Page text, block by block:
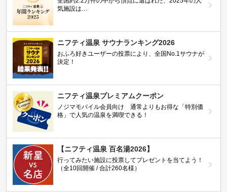
気施設は…
ニフティ温泉 サウナランキング2026
おふろ好きユーザーの投票により、全国No.1サウナが
決定！
ニフティ温泉プレミアムクーポン
ノジマモバイル会員向け 通常よりもお得な「特別価
格」で人気の温泉を満喫できる！
【ニフティ温泉 百名湯2026】
行ってみたい施設に投票してプレゼントを当てよう！
（全10回開催 / 合計260名様）